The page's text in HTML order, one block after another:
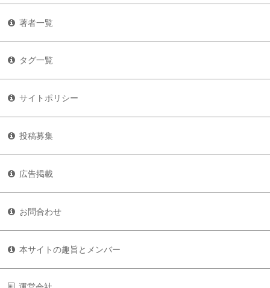
著者一覧
タグ一覧
サイトポリシー
投稿募集
広告掲載
お問合わせ
本サイトの趣旨とメンバー